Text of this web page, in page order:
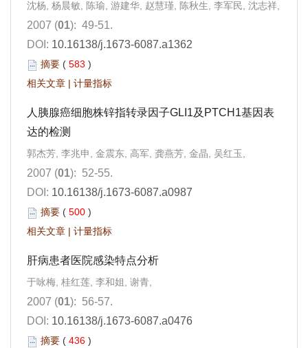
沈杨, 杨晨敏, 陈瑜, 游建华, 赵慧瑾, 陈秋生, 李军民, 沈志祥,
2007 (01): 49-51.
DOI: 10.16138/j.1673-6087.a1362
摘要 ( 583 )
相关文章 | 计量指标
人胰腺癌细胞株锌指转录因子GLI1及PTCH1基因表
达的检测
郭杰芳, 李兆申, 金震东, 高军, 龚燕芳, 金晶, 吴红玉,
2007 (01): 52-55.
DOI: 10.16138/j.1673-6087.a0987
摘要 ( 500 )
相关文章 | 计量指标
肝病患者医院感染特点分析
于咏梅, 桂红莲, 李和姐, 谢青,
2007 (01): 56-57.
DOI: 10.16138/j.1673-6087.a0476
摘要 ( 436 )